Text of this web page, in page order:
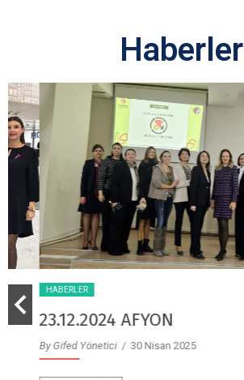
Haberler
HABERLER
23.12.2024 AFYON
By Gifed Yönetici/ 30 Nisan 2025